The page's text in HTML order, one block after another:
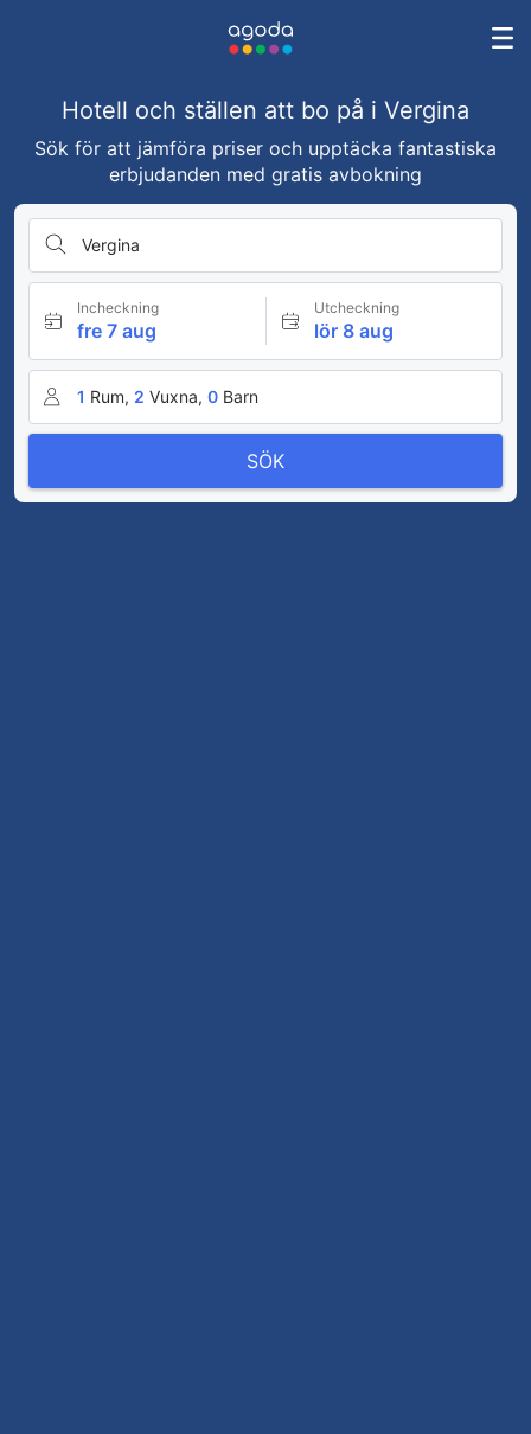
Hotell och ställen att bo på i Vergina
Sök för att jämföra priser och upptäcka fantastiska
erbjudanden med gratis avbokning
Vergina
Incheckning
fre 7 aug
Utcheckning
lör 8 aug
1 Rum, 2 Vuxna, 0 Barn
SÖK